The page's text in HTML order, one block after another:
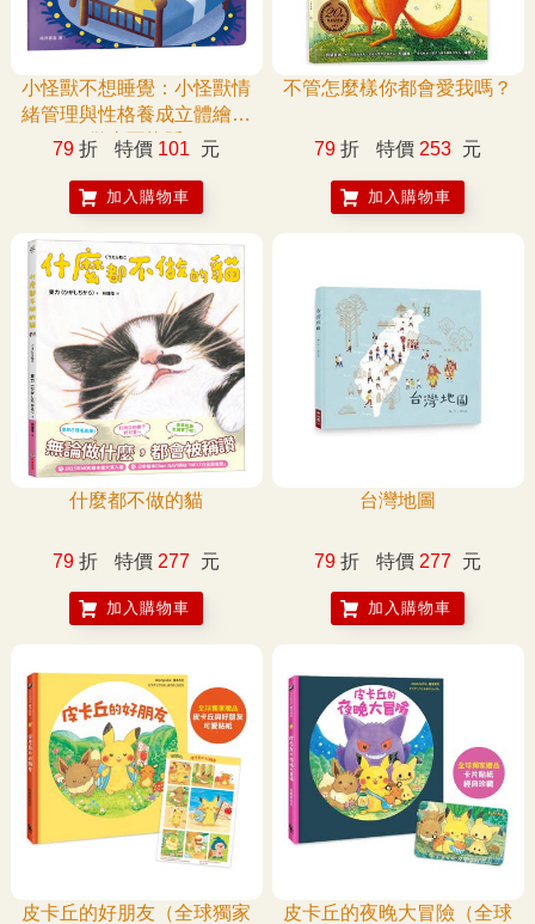
小怪獸不想睡覺：小怪獸情
緒管理與性格養成立體繪本
(做事不拖延)
79 折 特價 101 元
加入購物車
不管怎麼樣你都會愛我嗎？
79 折 特價 253 元
加入購物車
什麼都不做的貓
79 折 特價 277 元
加入購物車
台灣地圖
79 折 特價 277 元
加入購物車
皮卡丘的好朋友（全球獨家
皮卡丘的夜晚大冒險（全球